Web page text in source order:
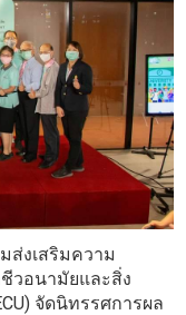
งเสริมความ
วอนามัยและสิ่ง
จัดนิทรรศการผล